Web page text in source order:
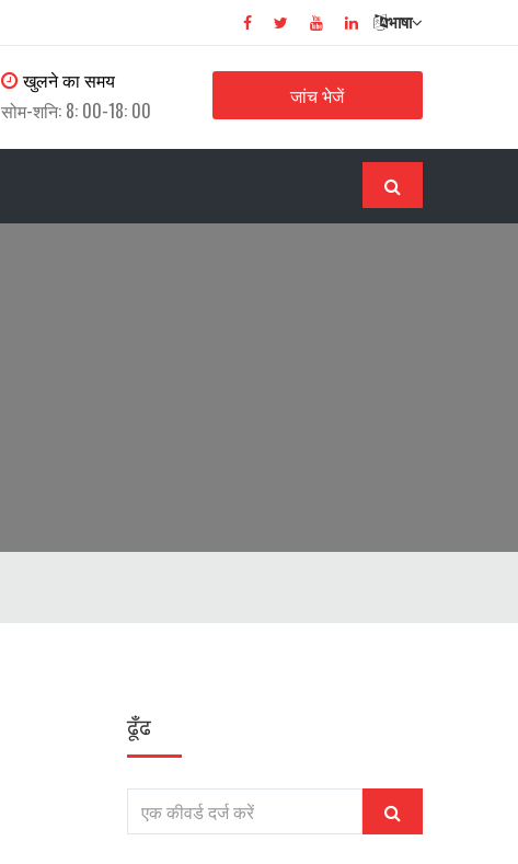
भाषा
खुलने का समय
सोम-शनि: 8: 00-18: 00
जांच भेजें
ढूँढ